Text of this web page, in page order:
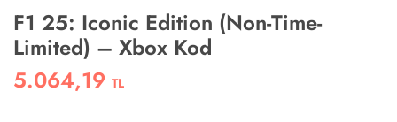
F1 25: Iconic Edition (Non-Time-
Limited) – Xbox Kod
5.064,19 TL